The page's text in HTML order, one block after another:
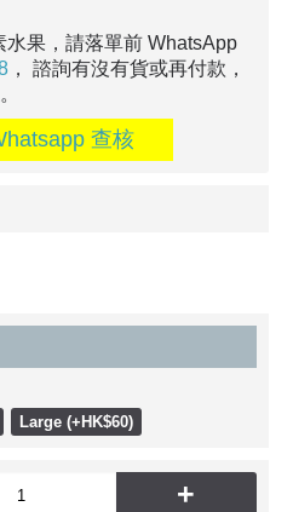
水果，請落單前 WhatsApp
， 諮詢有沒有貨或再付款，
查核
Large (+HK$60)
+